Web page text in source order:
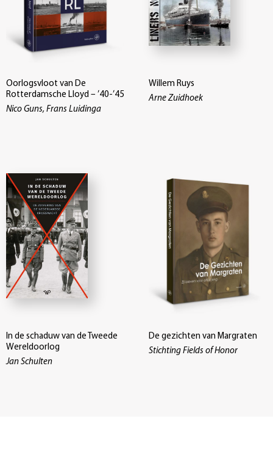
Oorlogsvloot van De
Rotterdamsche Lloyd – ’40-’45
Nico Guns, Frans Luidinga
Willem Ruys
Arne Zuidhoek
In de schaduw van de Tweede
Wereldoorlog
Jan Schulten
De gezichten van Margraten
Stichting Fields of Honor